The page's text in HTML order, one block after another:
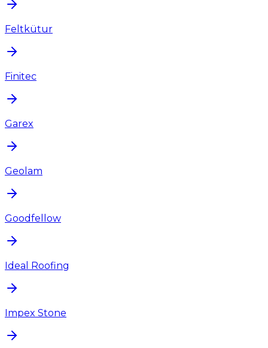
Feltkütur
Finitec
Garex
Geolam
Goodfellow
Ideal Roofing
Impex Stone